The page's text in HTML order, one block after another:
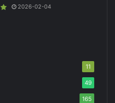
2026-02-04
11
49
165